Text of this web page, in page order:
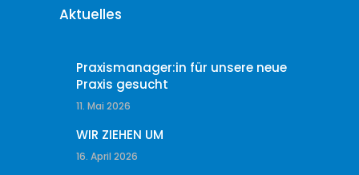
Aktuelles
Praxismanager:in für unsere neue
Praxis gesucht
11. Mai 2026
WIR ZIEHEN UM
16. April 2026